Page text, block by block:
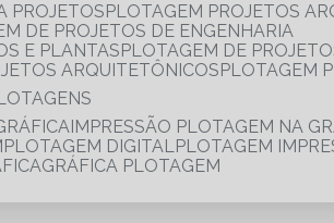
PROJETOS
PLOTAGEM PROJETOS
DE PROJETOS DE ENGENHARIA
E PLANTAS
PLOTAGEM DE
ARQUITETÔNICOS
PLOTAGEM
IMPRESSÃO PLOTAGEM NA
PLOTAGEM DIGITAL PLOTAGEM
GRÁFICA PLOTAGEM